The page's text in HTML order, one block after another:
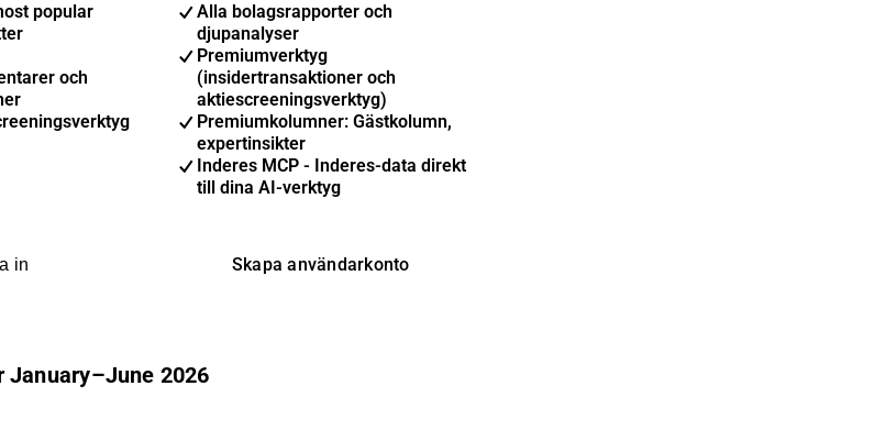
popular
och
Alla bolagsrapporter och
djupanalyser
Premiumverktyg
(insidertransaktioner och
aktiescreeningsverktyg)
Premiumkolumner: Gästkolumn,
expertinsikter
Inderes MCP - Inderes-data direkt
till dina AI-verktyg
in Skapa användarkonto
2026